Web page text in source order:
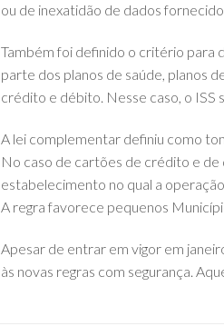
ou de inexatidão de dados
Também foi definido o critério para
parte dos planos de saúde, planos
crédito e débito. Nesse caso, o ISS
A lei complementar definiu como
No caso de cartões de crédito e
estabelecimento no qual a
A regra favorece pequenos
Apesar de entrar em vigor em
às novas regras com segurança.